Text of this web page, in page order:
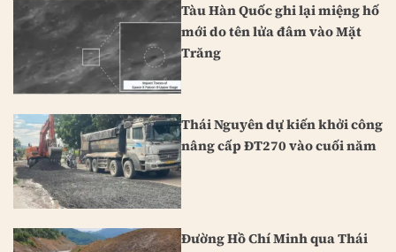
Tàu Hàn Quốc ghi lại miệng hố
mới do tên lửa đâm vào Mặt
Trăng
Thái Nguyên dự kiến khởi công
nâng cấp ĐT270 vào cuối năm
Đường Hồ Chí Minh qua Thái